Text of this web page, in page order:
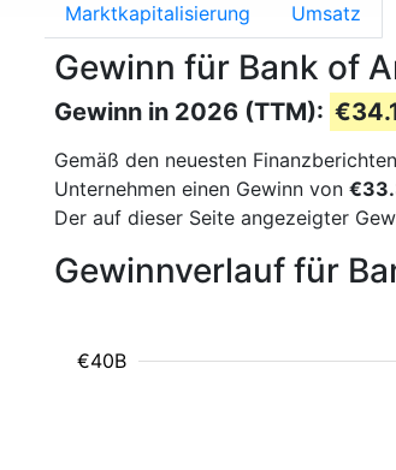
Marktkapitalisierung Umsatz
Gewinn für Bank of
Gewinn in 2026 (TTM):
Gemäß den neuesten
Unternehmen einen Gewinn von
Der auf dieser Seite angezeigter
Gewinnverlauf für
€40B